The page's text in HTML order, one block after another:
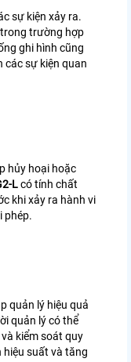
sự kiện xảy ra.
trường hợp
ghi hình cũng
các sự kiện quan
hủy hoại hoặc
Lcó tính chất
khi xảy ra hành vi
phép.
quản lý hiệu quả
quản lý có thể
kiểm soát quy
hiệu suất và tăng